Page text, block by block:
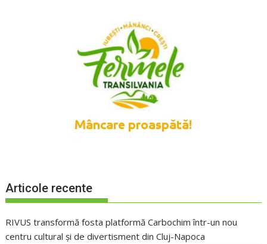
Articole recente
RIVUS transformă fosta platformă Carbochim într-un nou
centru cultural și de divertisment din Cluj-Napoca